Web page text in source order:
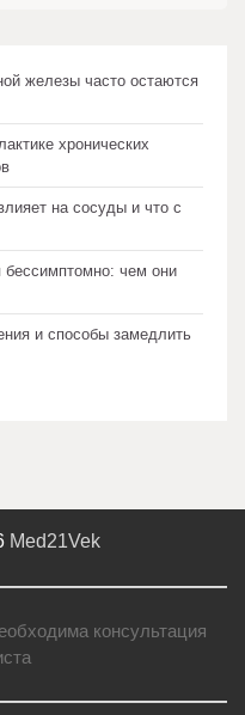
железы часто остаются
хронических
на сосуды и что с
чем они
и способы замедлить
Med21Vek
консультация